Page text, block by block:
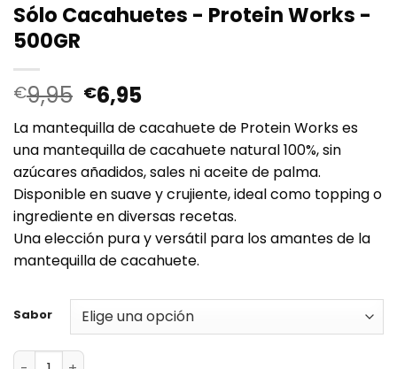
Sólo Cacahuetes - Protein Works -
500GR
€9,95 El
precio
original
era:
€9,95.
€6,95El
precio
actual
es:
€6,95.
La mantequilla de cacahuete de Protein Works es
una mantequilla de cacahuete natural 100%, sin
azúcares añadidos, sales ni aceite de palma.
Disponible en suave y crujiente, ideal como topping o
ingrediente en diversas recetas.
Una elección pura y versátil para los amantes de la
mantequilla de cacahuete.
Sabor
Only Peanuts - Protein Works - 500GR cantidad